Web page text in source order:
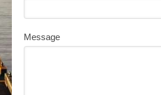
Message